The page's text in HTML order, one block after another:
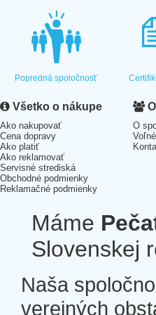
Popredná spoločnosť
Všetko o nákupe
Ako nakupovať
Cena dopravy
Ako platiť
Ako reklamovať
Servisné strediská
Obchodné podmienky
Reklamačné podmienky
O
Máme
Slovenskej
Naša
verejných